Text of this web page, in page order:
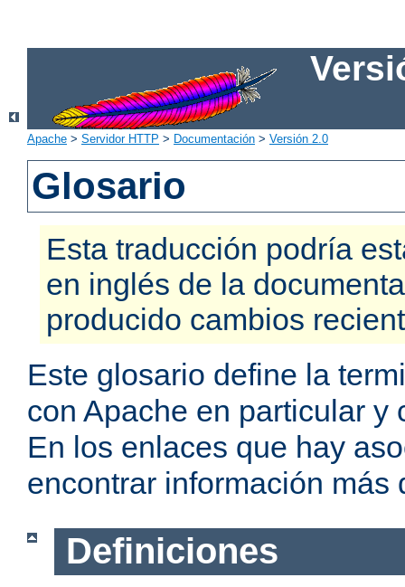
Apache > Servidor HTTP > Documentación > Versión 2.0
Glosario
Esta traducción podría
en inglés de la
producido cambios
Este glosario define la
con Apache en particular
En los enlaces que hay
encontrar información más
Definiciones